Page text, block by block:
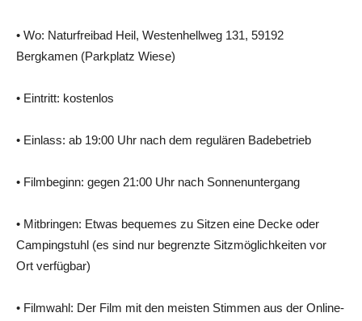
• Wo: Naturfreibad Heil, Westenhellweg 131, 59192
Bergkamen (Parkplatz Wiese)
• Eintritt: kostenlos
• Einlass: ab 19:00 Uhr nach dem regulären Badebetrieb
• Filmbeginn: gegen 21:00 Uhr nach Sonnenuntergang
• Mitbringen: Etwas bequemes zu Sitzen eine Decke oder
Campingstuhl (es sind nur begrenzte Sitzmöglichkeiten vor
Ort verfügbar)
• Filmwahl: Der Film mit den meisten Stimmen aus der Online-